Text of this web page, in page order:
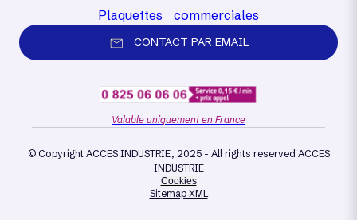
Plaquettes commerciales
CONTACT PAR EMAIL
Valable uniquement en France
© Copyright ACCES INDUSTRIE, 2025 - All rights reserved ACCES
INDUSTRIE
Cookies
Sitemap XML